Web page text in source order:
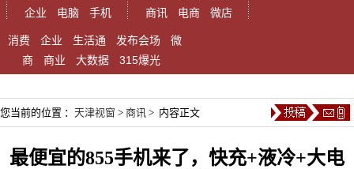
企业
电脑 手机
商讯
电商 微店
消费 企业 生活通 发布会场
微
商
商业 大数据 315爆光
您当前的位置 ： 天津视窗 > 商讯 > 内容正文
最便宜的855手机来了，快充+液冷+大电